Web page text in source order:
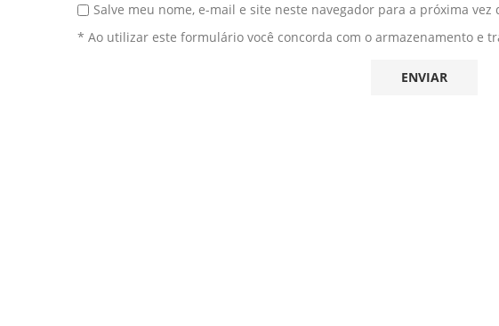
Salve meu nome, e-mail e site neste navegador para a próxima vez
* Ao utilizar este formulário você concorda com o armazenamento e